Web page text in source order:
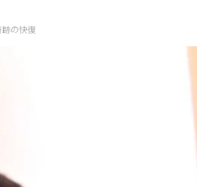
の快復